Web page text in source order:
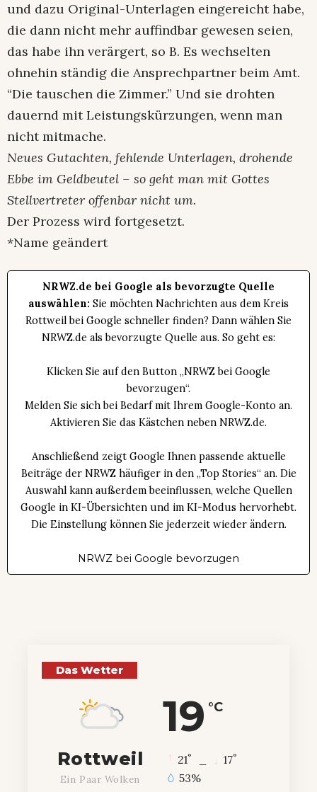
und dazu Original-Unterlagen eingereicht habe,
die dann nicht mehr auffindbar gewesen seien,
das habe ihn verärgert, so B. Es wechselten
ohnehin ständig die Ansprechpartner beim Amt.
“Die tauschen die Zimmer.” Und sie drohten
dauernd mit Leistungskürzungen, wenn man
nicht mitmache.
Neues Gutachten, fehlende Unterlagen, drohende
Ebbe im Geldbeutel – so geht man mit Gottes
Stellvertreter offenbar nicht um.
Der Prozess wird fortgesetzt.
*Name geändert
NRWZ.de bei Google als bevorzugte Quelle
auswählen: Sie möchten Nachrichten aus dem Kreis
Rottweil bei Google schneller finden? Dann wählen Sie
NRWZ.de als bevorzugte Quelle aus. So geht es:
Klicken Sie auf den Button „NRWZ bei Google
bevorzugen“.
Melden Sie sich bei Bedarf mit Ihrem Google-Konto an.
Aktivieren Sie das Kästchen neben NRWZ.de.
Anschließend zeigt Google Ihnen passende aktuelle
Beiträge der NRWZ häufiger in den „Top Stories“ an. Die
Auswahl kann außerdem beeinflussen, welche Quellen
Google in KI-Übersichten und im KI-Modus hervorhebt.
Die Einstellung können Sie jederzeit wieder ändern.
NRWZ bei Google bevorzugen
Das Wetter
19 °C
Rottweil
Ein Paar Wolken
21° 17°
53%